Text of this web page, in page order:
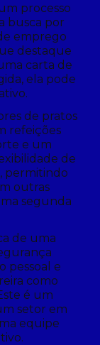
processo
busca por
emprego
destaque
carta de
ela pode
de pratos
refeições
e um
de
permitindo
outras
segunda
de uma
pessoal e
como
é um
setor em
equipe